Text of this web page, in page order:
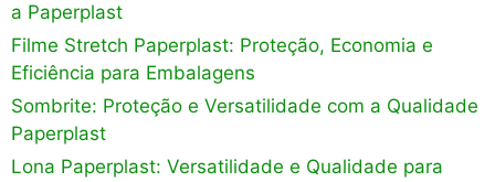
a Paperplast
Filme Stretch Paperplast: Proteção, Economia e
Eficiência para Embalagens
Sombrite: Proteção e Versatilidade com a Qualidade
Paperplast
Lona Paperplast: Versatilidade e Qualidade para